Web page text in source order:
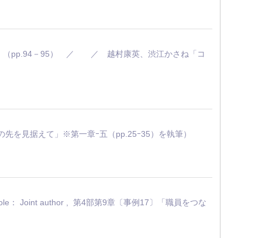
」（pp.94－95） ／ ／ 越村康英、渋江かさね「コ
を見据えて」※第一章ｰ五（pp.25ｰ35）を執筆）
Joint author , 第4部第9章〔事例17〕「職員をつな